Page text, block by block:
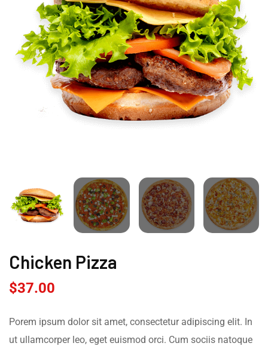
Chicken Pizza
$37.00
Porem ipsum dolor sit amet, consectetur adipiscing elit. In
ut ullamcorper leo, eget euismod orci. Cum sociis natoque